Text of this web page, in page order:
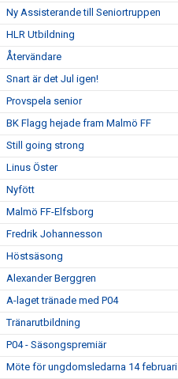
Ny Assisterande till Seniortruppen
HLR Utbildning
Återvändare
Snart är det Jul igen!
Provspela senior
BK Flagg hejade fram Malmö FF
Still going strong
Linus Öster
Nyfött
Malmö FF-Elfsborg
Fredrik Johannesson
Höstsäsong
Alexander Berggren
A-laget tränade med P04
Tränarutbildning
P04 - Säsongspremiär
Möte för ungdomsledarna 14 februari